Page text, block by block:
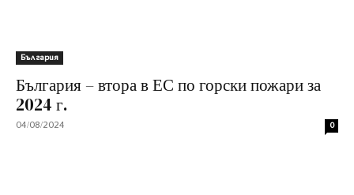
България
България – втора в ЕС по горски пожари за
2024 г.
04/08/2024 0